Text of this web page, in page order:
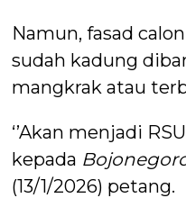
Namun, fasad
sudah kadung
mangkrak atau
‘’Akan menjadi
kepada
(13/1/2026) petang.